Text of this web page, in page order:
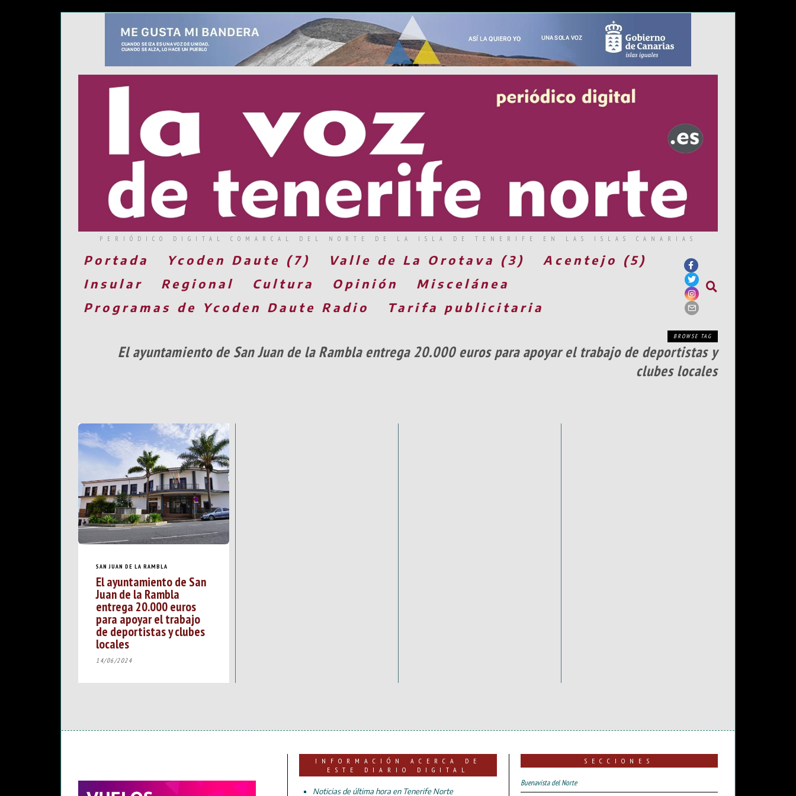
PERIÓDICO DIGITAL COMARCAL DEL NORTE DE LA ISLA DE TENERIFE EN LAS ISLAS CANARIAS
Portada Ycoden Daute (7) Valle de La Orotava (3)
Acentejo (5)
Insular
Regional Cultura Opinión
Miscelánea
Programas de Ycoden Daute Radio
Tarifa publicitaria
BROWSE TAG
El ayuntamiento de San Juan de la Rambla entrega 20.000 euros para apoyar el trabajo de deportistas y
clubes locales
SAN JUAN DE LA RAMBLA
El ayuntamiento de San
Juan de la Rambla
entrega 20.000 euros
para apoyar el trabajo
de deportistas y clubes
locales
14/06/2024
INFORMACIÓN ACERCA DE
ESTE DIARIO DIGITAL
Noticias de última hora en Tenerife Norte
SECCIONES
Buenavista del Norte